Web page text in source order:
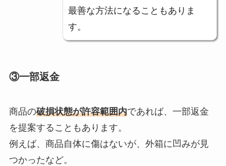
最善な方法になることもありま
す。
③一部返金
商品の破損状態が許容範囲内であれば、一部返金
を提案することもあります。
例えば、商品自体に傷はないが、外箱に凹みが見
つかったなど。